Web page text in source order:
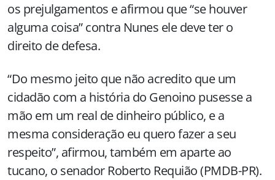
os prejulgamentos e afirmou que “se houver
alguma coisa” contra Nunes ele deve ter o
direito de defesa.
“Do mesmo jeito que não acredito que um
cidadão com a história do Genoino pusesse a
mão em um real de dinheiro público, e a
mesma consideração eu quero fazer a seu
respeito”, afirmou, também em aparte ao
tucano, o senador Roberto Requião (PMDB-PR).